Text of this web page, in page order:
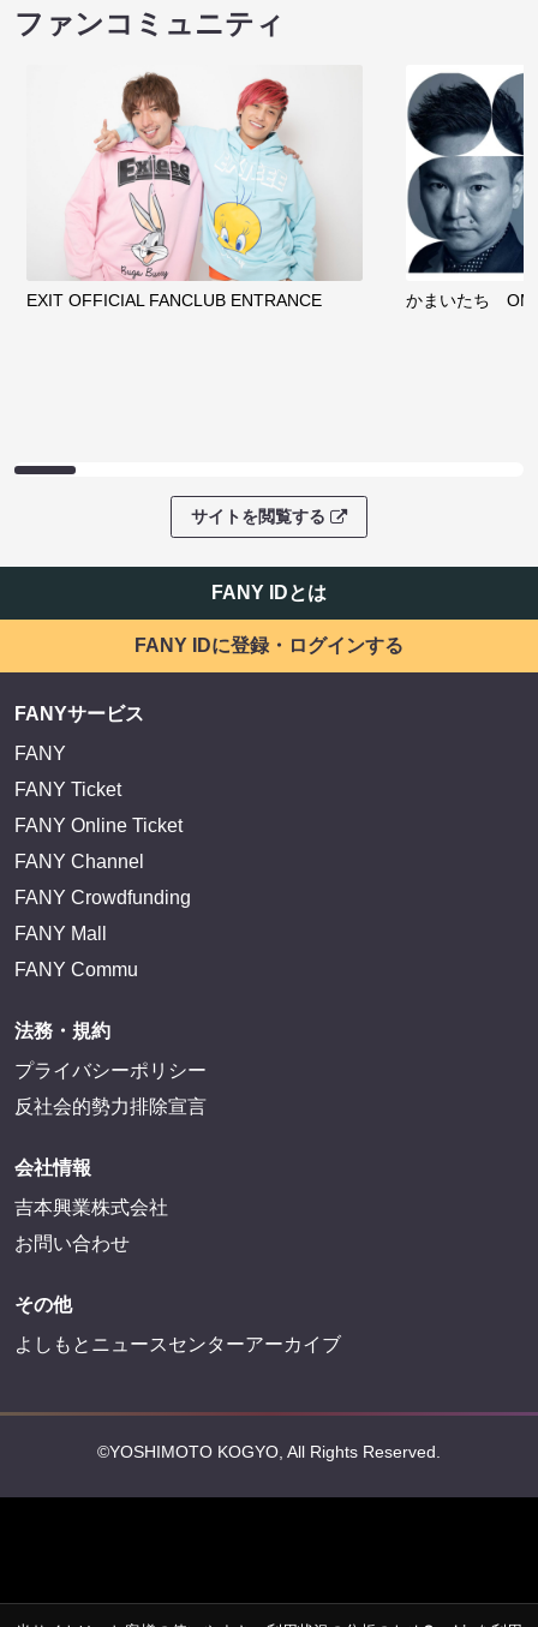
ファンコミュニティ
サイトを閲覧する
FANYサービス
FANY
FANY Ticket
FANY Online Ticket
FANY Channel
FANY Mall
FANY Commu
プライバシーポリシー
反社会的勢力排除宣言
吉本興業株式会社
お問い合わせ
よしもとニュースセンターアーカイブ